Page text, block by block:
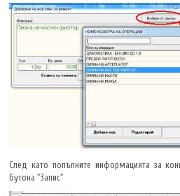
След като попълните информацията за
бутона "Запис"